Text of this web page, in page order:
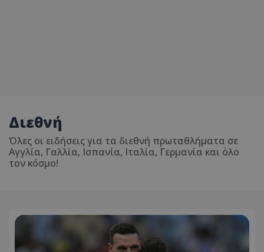
Διεθνή
Όλες οι ειδήσεις για τα διεθνή πρωταθλήματα σε
Αγγλία, Γαλλία, Ισπανία, Ιταλία, Γερμανία και όλο
τον κόσμο!